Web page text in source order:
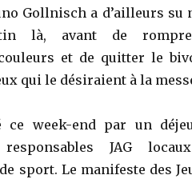
Gollnisch a d’ailleurs su
là, avant de
et de quitter le
qui le désiraient à la
ce week-end par un
JAG
sport. Le manifeste des